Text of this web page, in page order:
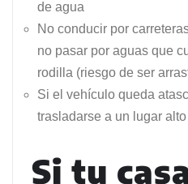
de agua
No conducir por
no pasar por aguas que
rodilla (riesgo de ser
Si el vehículo queda
trasladarse a un lugar alto
Si tu